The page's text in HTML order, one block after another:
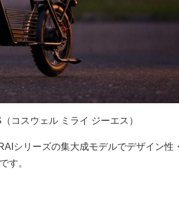
コスウェル ミライ ジーエス）
シリーズの集大成モデルでデザイン性・
す。